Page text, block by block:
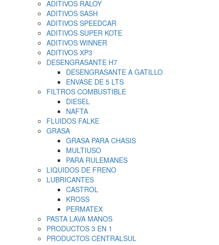
ADITIVOS RALOY
ADITIVOS SASH
ADITIVOS SPEEDCAR
ADITIVOS SUPER KOTE
ADITIVOS WINNER
ADITIVOS XP3
DESENGRASANTE H7
DESENGRASANTE A GATILLO
ENVASE DE 5 LTS
FILTROS COMBUSTIBLE
DIESEL
NAFTA
FLUIDOS FALKE
GRASA
GRASA PARA CHASIS
MULTIUSO
PARA RULEMANES
LIQUIDOS DE FRENO
LUBRICANTES
CASTROL
KROSS
PERMATEX
PASTA LAVA MANOS
PRODUCTOS 3 EN 1
PRODUCTOS CENTRALSUL